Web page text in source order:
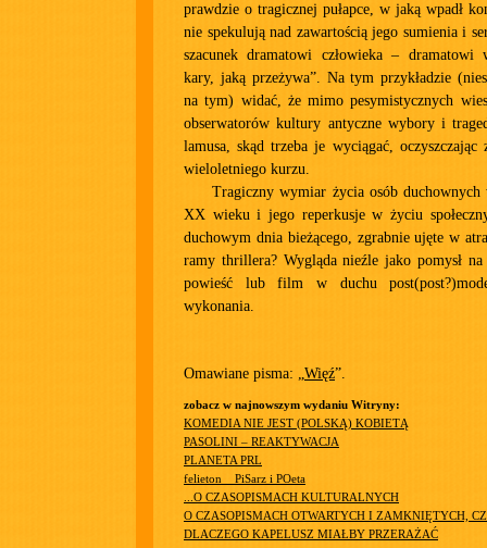
prawdzie o tragicznej pułapce, w jaką wpadł
nie spekulują nad zawartością jego sumienia i
szacunek dramatowi człowieka –
kary, jaką przeżywa”. Na tym przykładzie
na tym) widać, że mimo pesymistycznych
obserwatorów kultury antyczne wybory i
lamusa, skąd trzeba je wyciągać,
wieloletniego kurzu.
Tragiczny wymiar życia osób duchownych
XX wieku i jego reperkusje w życiu
duchowym dnia bieżącego, zgrabnie ujęte w
ramy thrillera? Wygląda nieźle jako pomysł
powieść lub film w duchu
wykonania.
Omawiane pisma: „Więź”.
zobacz w najnowszym wydaniu Witryny:
KOMEDIA NIE JEST (POLSKĄ) KOBIETĄ
PASOLINI – REAKTYWACJA
PLANETA PRL
felieton__PiSarz i POeta
...O CZASOPISMACH KULTURALNYCH
O CZASOPISMACH OTWARTYCH I ZAMKNIĘTYCH,
DLACZEGO KAPELUSZ MIAŁBY PRZERAŻAĆ